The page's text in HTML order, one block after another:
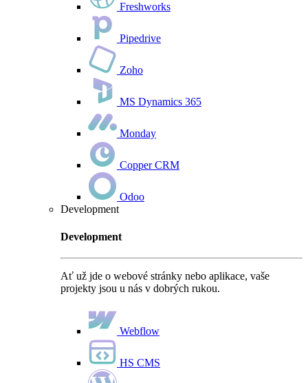
Freshworks
Pipedrive
Zoho
MS Dynamics 365
Monday
Copper CRM
Odoo
Development
Development
Ať už jde o webové stránky nebo aplikace, vaše
projekty jsou u nás v dobrých rukou.
Webflow
HS CMS